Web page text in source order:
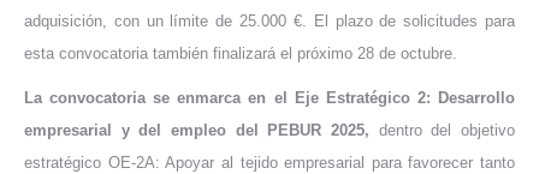
adquisición, con un límite de 25.000 €. El plazo de solicitudes para
esta convocatoria también finalizará el próximo 28 de octubre.
La convocatoria se enmarca en el Eje Estratégico 2: Desarrollo
empresarial y del empleo del PEBUR 2025, dentro del objetivo
estratégico OE-2A: Apoyar al tejido empresarial para favorecer tanto